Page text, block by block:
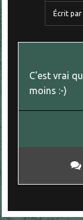
Écrit par
C'est vrai
moins :-)